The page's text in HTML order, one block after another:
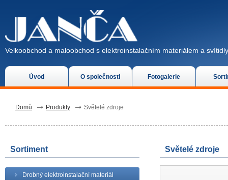
Úvod O společnosti Fotogalerie
Velkoobchod a maloobchod s elektroinstalačním materiálem a
Domů Produkty Světelé zdroje
Sortiment
Drobný elektroinstalační materiál
Světelé zdroje